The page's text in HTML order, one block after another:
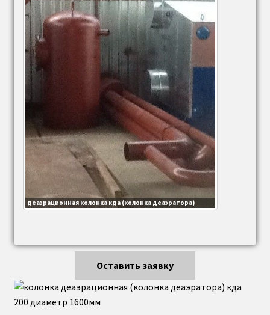
деаэрационная колонка кда (колонка деаэратора)
Оставить заявку